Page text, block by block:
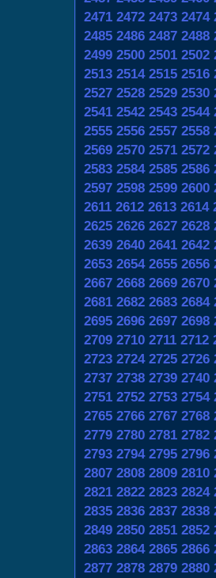
2471 2472 2473 2474
2485 2486 2487 2488
2499 2500 2501 2502
2513 2514 2515 2516
2527 2528 2529 2530
2541 2542 2543 2544
2555 2556 2557 2558
2569 2570 2571 2572
2583 2584 2585 2586
2597 2598 2599 2600
2611 2612 2613 2614
2625 2626 2627 2628
2639 2640 2641 2642
2653 2654 2655 2656
2667 2668 2669 2670
2681 2682 2683 2684
2695 2696 2697 2698
2709 2710 2711 2712
2723 2724 2725 2726
2737 2738 2739 2740
2751 2752 2753 2754
2765 2766 2767 2768
2779 2780 2781 2782
2793 2794 2795 2796
2807 2808 2809 2810
2821 2822 2823 2824
2835 2836 2837 2838
2849 2850 2851 2852
2863 2864 2865 2866
2877 2878 2879 2880